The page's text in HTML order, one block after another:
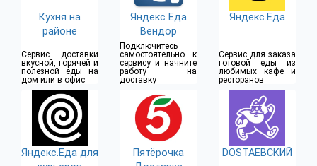
Кухня на
районе
Сервис доставки
вкусной, горячей и
полезной еды на
дом или в офис
Яндекс Еда
Вендор
Подключитесь
самостоятельно к
сервису и начните
работу на
доставку
Яндекс.Еда
Сервис для заказа
готовой еды из
любимых кафе и
ресторанов
Яндекс.Еда для
Пятёрочка
DOSTAЕВСКИЙ